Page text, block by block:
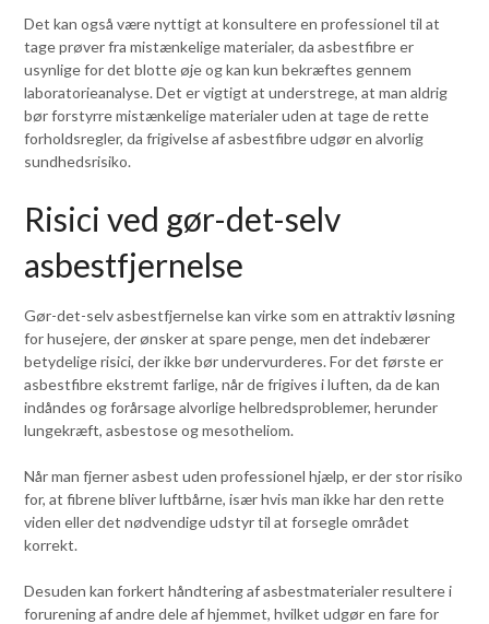
Det kan også være nyttigt at konsultere en professionel til at
tage prøver fra mistænkelige materialer, da asbestfibre er
usynlige for det blotte øje og kan kun bekræftes gennem
laboratorieanalyse. Det er vigtigt at understrege, at man aldrig
bør forstyrre mistænkelige materialer uden at tage de rette
forholdsregler, da frigivelse af asbestfibre udgør en alvorlig
sundhedsrisiko.
Risici ved gør-det-selv
asbestfjernelse
Gør-det-selv asbestfjernelse kan virke som en attraktiv løsning
for husejere, der ønsker at spare penge, men det indebærer
betydelige risici, der ikke bør undervurderes. For det første er
asbestfibre ekstremt farlige, når de frigives i luften, da de kan
indåndes og forårsage alvorlige helbredsproblemer, herunder
lungekræft, asbestose og mesotheliom.
Når man fjerner asbest uden professionel hjælp, er der stor risiko
for, at fibrene bliver luftbårne, især hvis man ikke har den rette
viden eller det nødvendige udstyr til at forsegle området
korrekt.
Desuden kan forkert håndtering af asbestmaterialer resultere i
forurening af andre dele af hjemmet, hvilket udgør en fare for